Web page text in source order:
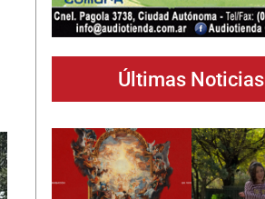
Últimas Noticias